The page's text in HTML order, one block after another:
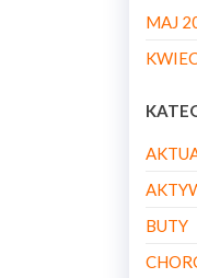
MAJ
BUTY